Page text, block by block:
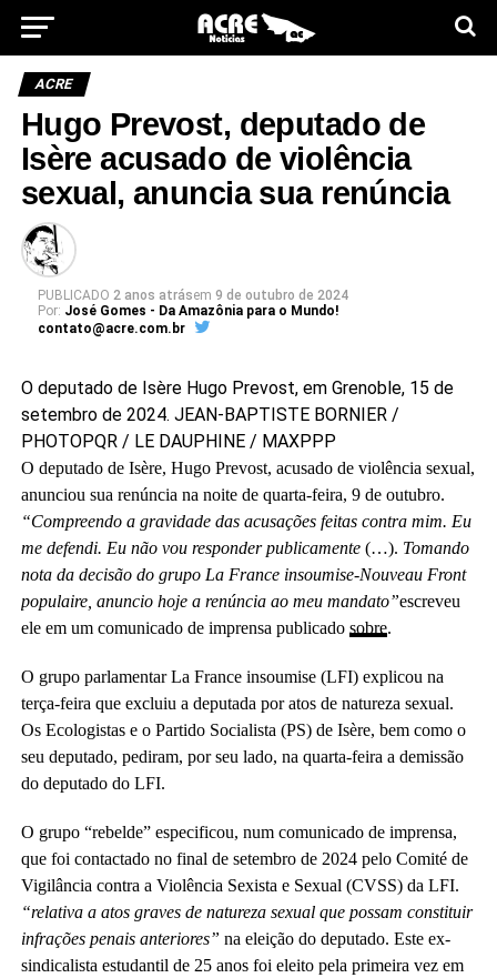
ACRE
Hugo Prevost, deputado de
Isère acusado de violência
sexual, anuncia sua renúncia
PUBLICADO 2 anos atrásem 9 de outubro de 2024
Por: José Gomes - Da Amazônia para o Mundo!
contato@acre.com.br
O deputado de Isère Hugo Prevost, em Grenoble, 15 de
setembro de 2024. JEAN-BAPTISTE BORNIER /
PHOTOPQR / LE DAUPHINE / MAXPPP
O deputado de Isère, Hugo Prevost, acusado de violência sexual,
anunciou sua renúncia na noite de quarta-feira, 9 de outubro.
“Compreendo a gravidade das acusações feitas contra mim. Eu
me defendi. Eu não vou responder publicamente(…). Tomando
nota da decisão do grupo La France insoumise-Nouveau Front
populaire, anuncio hoje a renúncia ao meu mandato”escreveu
ele em um comunicado de imprensa publicado sobre.
O grupo parlamentar La France insoumise (LFI) explicou na
terça-feira que excluiu a deputada por atos de natureza sexual.
Os Ecologistas e o Partido Socialista (PS) de Isère, bem como o
seu deputado, pediram, por seu lado, na quarta-feira a demissão
do deputado do LFI.
O grupo “rebelde” especificou, num comunicado de imprensa,
que foi contactado no final de setembro de 2024 pelo Comité de
Vigilância contra a Violência Sexista e Sexual (CVSS) da LFI.
“relativa a atos graves de natureza sexual que possam constituir
infrações penais anteriores” na eleição do deputado. Este ex-
sindicalista estudantil de 25 anos foi eleito pela primeira vez em